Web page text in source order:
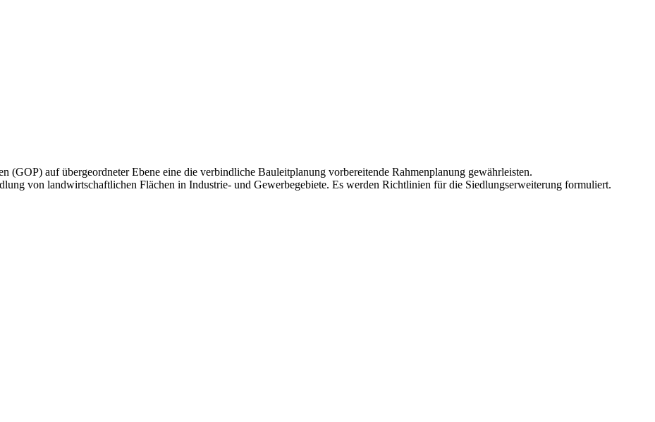
(GOP) auf übergeordneter Ebene eine die verbindliche Bauleitplanung vorbereitende Rahmenplanung gewährleisten.
von landwirtschaftlichen Flächen in Industrie- und Gewerbegebiete. Es werden Richtlinien für die Siedlungserweiterung formuliert.